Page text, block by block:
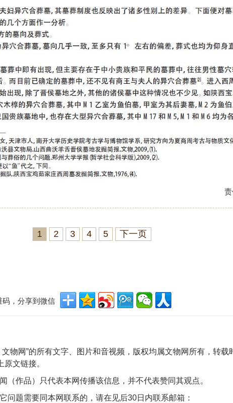
1 2 3 4 5 下一页
码，分享到微信
物网”的所有文字、图片和音视频，版权均属文物网所有，转载
原文链接。
（作品）只代表本网传播该信息，并不代表赞同其观点。
问题需要同本网联系的，请在见后30日内联系邮箱：